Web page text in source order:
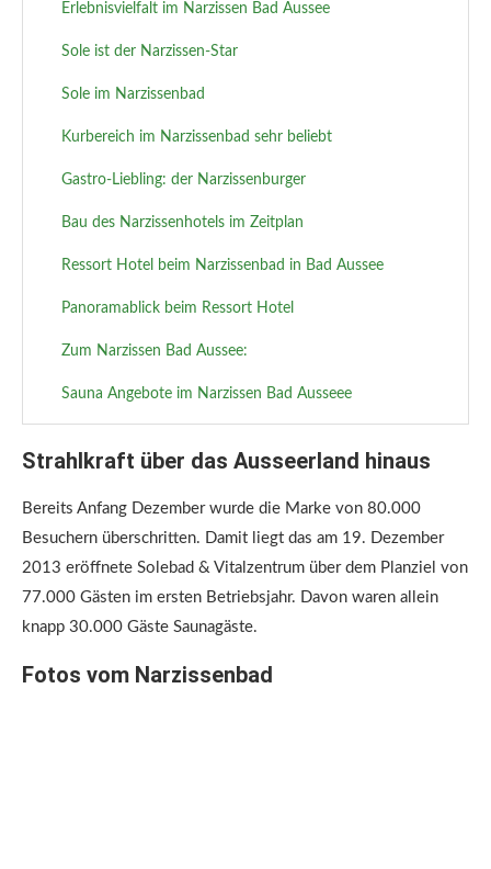
Erlebnisvielfalt im Narzissen Bad Aussee
Sole ist der Narzissen-Star
Sole im Narzissenbad
Kurbereich im Narzissenbad sehr beliebt
Gastro-Liebling: der Narzissenburger
Bau des Narzissenhotels im Zeitplan
Ressort Hotel beim Narzissenbad in Bad Aussee
Panoramablick beim Ressort Hotel
Zum Narzissen Bad Aussee:
Sauna Angebote im Narzissen Bad Ausseee
Strahlkraft über das Ausseerland hinaus
Bereits Anfang Dezember wurde die Marke von 80.000
Besuchern überschritten. Damit liegt das am 19. Dezember
2013 eröffnete Solebad & Vitalzentrum über dem Planziel von
77.000 Gästen im ersten Betriebsjahr. Davon waren allein
knapp 30.000 Gäste Saunagäste.
Fotos vom Narzissenbad